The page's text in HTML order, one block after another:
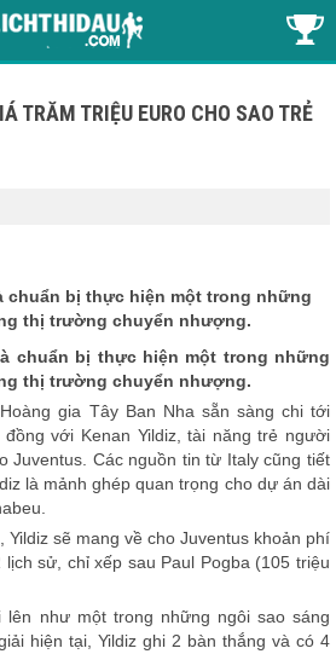
TRĂM TRIỆU EURO CHO SAO TRẺ
chuẩn bị thực hiện một trong những
thị trường chuyển nhượng.
chuẩn bị thực hiện một trong những
thị trường chuyển nhượng.
gia Tây Ban Nha sẵn sàng chi tới
với Kenan Yildiz, tài năng trẻ người
Juventus. Các nguồn tin từ Italy cũng tiết
là mảnh ghép quan trọng cho dự án dài
Yildiz sẽ mang về cho Juventus khoản phí
sử, chỉ xếp sau Paul Pogba (105 triệu
như một trong những ngôi sao sáng
hiện tại, Yildiz ghi 2 bàn thắng và có 4